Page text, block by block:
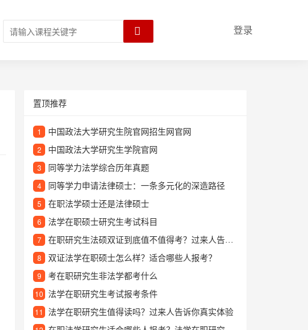
登录
置顶推荐
1 中国政法大学研究生院官网招生网官网
2 中国政法大学研究生学院官网
3 同等学力法学综合历年真题
4 同等学力申请法律硕士：一条多元化的深造路径
5 在职法学硕士还是法律硕士
6 法学在职硕士研究生考试科目
7 在职研究生法硕双证到底值不值得考？过来人告诉你真实含金量
8 双证法学在职硕士怎么样？适合哪些人报考？
9 考在职研究生非法学都考什么
10 法学在职研究生考试报考条件
11 法学在职研究生值得读吗？过来人告诉你真实体验